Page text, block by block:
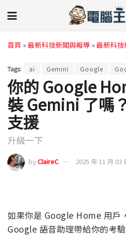
首頁 »最新科技新聞與報導 »最新科技
Tags: ai Gemini Google
你的 Google
裝 Gemini 了嗎
支援
升級一下
byClaireC 2025 年 11 月 03
如果你是 Google Home 用戶
Google 語音助理帶給你的考